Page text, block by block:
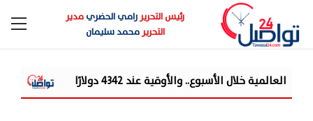
رئيس التحريررامي الحضريمدير
التحريرمحمد سليمان
شركة «Liberty Developments» تطلق أولى فعالياتها الترفيهية بمشروع «AT» في حفل ضخم للميجا ستار أحمد سع...